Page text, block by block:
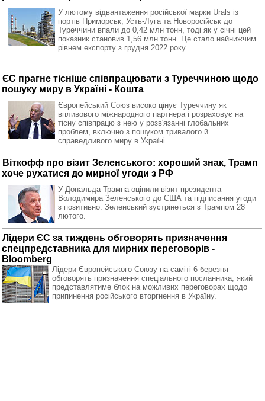
У лютому відвантаження російської марки Urals із
портів Приморськ, Усть-Луга та Новоросійськ до
Туреччини впали до 0,42 млн тонн, тоді як у січні цей
показник становив 1,56 млн тонн. Це стало найнижчим
рівнем експорту з грудня 2022 року.
ЄС прагне тісніше співпрацювати з Туреччиною щодо
пошуку миру в Україні - Кошта
Європейський Союз високо цінує Туреччину як
впливового міжнародного партнера і розраховує на
тісну співпрацю з нею у розв'язанні глобальних
проблем, включно з пошуком тривалого й
справедливого миру в Україні.
Віткофф про візит Зеленського: хороший знак, Трамп
хоче рухатися до мирної угоди з РФ
У Дональда Трампа оцінили візит президента
Володимира Зеленського до США та підписання угоди
з позитивно. Зеленський зустрінеться з Трампом 28
лютого.
Лідери ЄС за тиждень обговорять призначення
спецпредставника для мирних переговорів -
Bloomberg
Лідери Європейського Союзу на саміті 6 березня
обговорять призначення спеціального посланника, який
представлятиме блок на можливих переговорах щодо
припинення російського вторгнення в Україну.